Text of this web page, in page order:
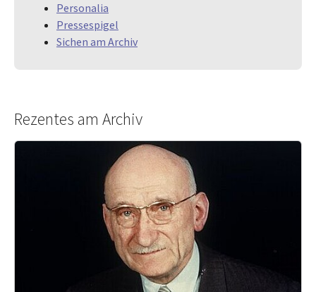
Personalia
Pressespigel
Sichen am Archiv
Rezentes am Archiv